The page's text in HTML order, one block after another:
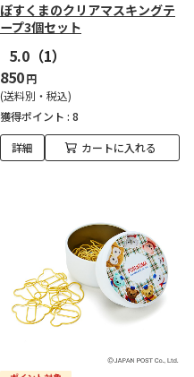
ぽすくまのクリアマスキングテ
ープ3個セット
5.0 （1）
850円
(送料別・税込)
獲得ポイント : 8
詳細 カートに入れる